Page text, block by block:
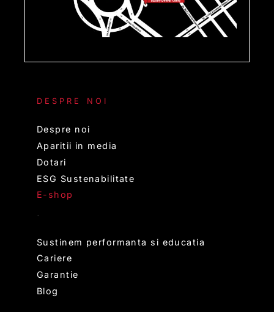
DESPRE NOI
Despre noi
Aparitii in media
Dotari
ESG Sustenabilitate
E-shop
.
Sustinem performanta si educatia
Cariere
Garantie
Blog